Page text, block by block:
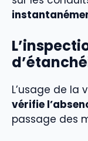
L’usage de la
vérifie
passage des